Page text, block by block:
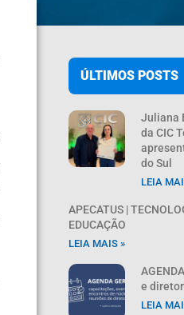
ÚLTIMOS POSTS
Juliana
da CIC
do Sul
LEIA
APECATUS |
EDUCAÇÃO
LEIA MAIS »
e
LEIA